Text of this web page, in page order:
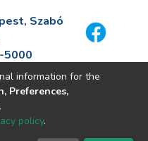
Szabó
5000
information for the
Preferences,
.
policy.